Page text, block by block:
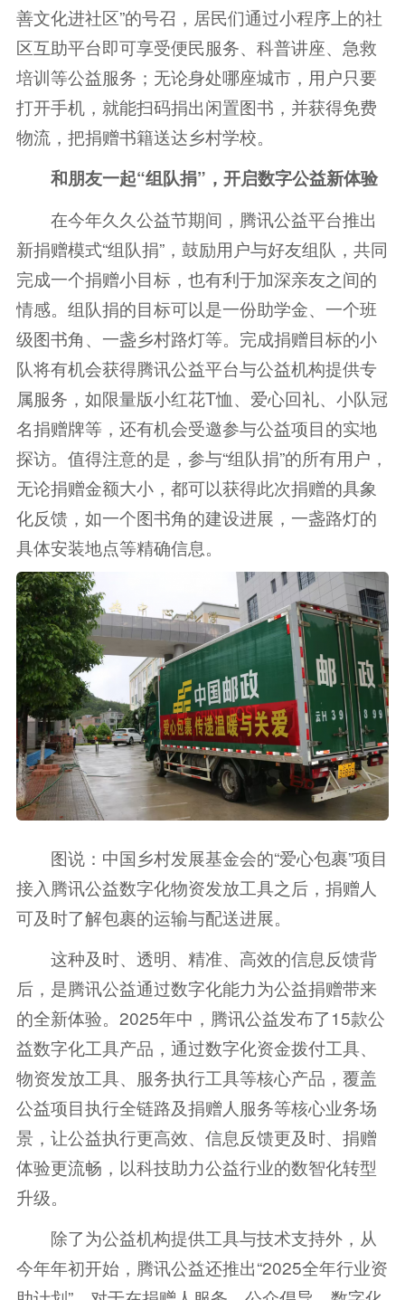
善文化进社区”的号召，居民们通过小程序上的社
区互助平台即可享受便民服务、科普讲座、急救
培训等公益服务；无论身处哪座城市，用户只要
打开手机，就能扫码捐出闲置图书，并获得免费
物流，把捐赠书籍送达乡村学校。
和朋友一起“组队捐”，开启数字公益新体验
在今年久久公益节期间，腾讯公益平台推出
新捐赠模式“组队捐”，鼓励用户与好友组队，共同
完成一个捐赠小目标，也有利于加深亲友之间的
情感。组队捐的目标可以是一份助学金、一个班
级图书角、一盏乡村路灯等。完成捐赠目标的小
队将有机会获得腾讯公益平台与公益机构提供专
属服务，如限量版小红花T恤、爱心回礼、小队冠
名捐赠牌等，还有机会受邀参与公益项目的实地
探访。值得注意的是，参与“组队捐”的所有用户，
无论捐赠金额大小，都可以获得此次捐赠的具象
化反馈，如一个图书角的建设进展，一盏路灯的
具体安装地点等精确信息。
图说：中国乡村发展基金会的“爱心包裹”项目
接入腾讯公益数字化物资发放工具之后，捐赠人
可及时了解包裹的运输与配送进展。
这种及时、透明、精准、高效的信息反馈背
后，是腾讯公益通过数字化能力为公益捐赠带来
的全新体验。2025年中，腾讯公益发布了15款公
益数字化工具产品，通过数字化资金拨付工具、
物资发放工具、服务执行工具等核心产品，覆盖
公益项目执行全链路及捐赠人服务等核心业务场
景，让公益执行更高效、信息反馈更及时、捐赠
体验更流畅，以科技助力公益行业的数智化转型
升级。
除了为公益机构提供工具与技术支持外，从
今年年初开始，腾讯公益还推出“2025全年行业资